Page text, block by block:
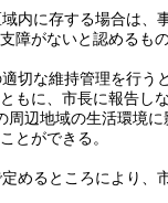
内に存する場合は、
がないと認めるも
切な維持管理を行
もに、市長に報告し
周辺地域の生活環境
とができる。
めるところにより